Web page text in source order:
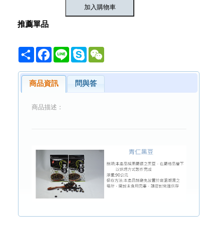
推薦單品
Share Facebook
Line Skype
商品資訊 問與答
商品描述：